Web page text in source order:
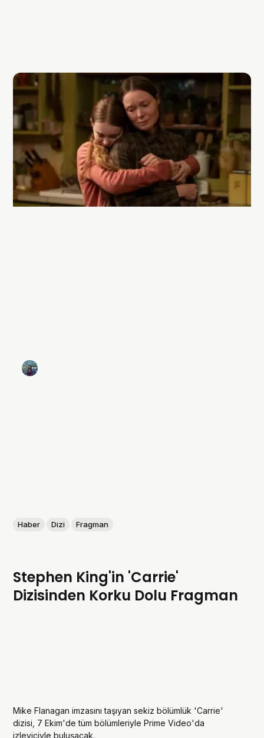
Haber Dizi Fragman
Stephen King'in 'Carrie'
Dizisinden Korku Dolu Fragman
Mike Flanagan imzasını taşıyan sekiz bölümlük 'Carrie'
dizisi, 7 Ekim'de tüm bölümleriyle Prime Video'da
izleyiciyle buluşacak.